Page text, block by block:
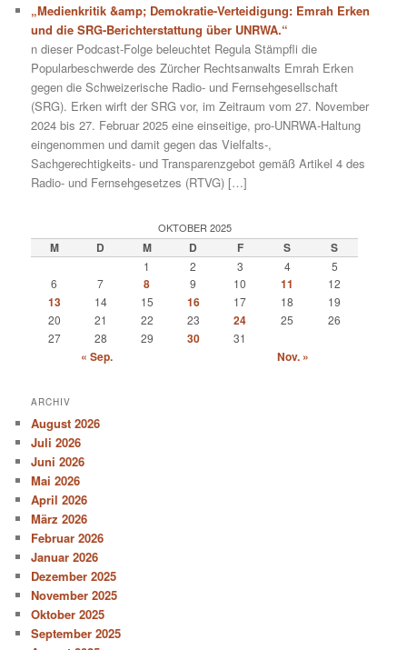
„Medienkritik &amp; Demokratie-Verteidigung: Emrah Erken
und die SRG-Berichterstattung über UNRWA.“
n dieser Podcast-Folge beleuchtet Regula Stämpfli die
Popularbeschwerde des Zürcher Rechtsanwalts Emrah Erken
gegen die Schweizerische Radio- und Fernsehgesellschaft
(SRG). Erken wirft der SRG vor, im Zeitraum vom 27. November
2024 bis 27. Februar 2025 eine einseitige, pro-UNRWA-Haltung
eingenommen und damit gegen das Vielfalts-,
Sachgerechtigkeits- und Transparenzgebot gemäß Artikel 4 des
Radio- und Fernsehgesetzes (RTVG) […]
OKTOBER 2025
M D M D F S S
1 2 3 4
5
6
7 8 9 10 11 12
13 14 15 16 17 18
19
20
21 22 23 24 25
26
27
28 29 30 31
« Sep. Nov. »
ARCHIV
August 2026
Juli 2026
Juni 2026
Mai 2026
April 2026
März 2026
Februar 2026
Januar 2026
Dezember 2025
November 2025
Oktober 2025
September 2025